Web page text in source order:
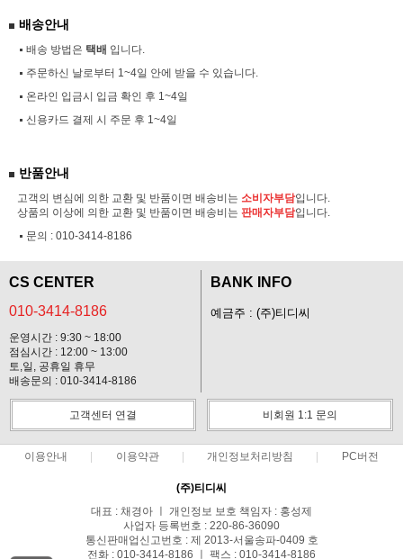
배송안내
배송 방법은 택배 입니다.
주문하신 날로부터 1~4일 안에 받을 수 있습니다.
온라인 입금시 입금 확인 후 1~4일
신용카드 결제 시 주문 후 1~4일
반품안내
고객의 변심에 의한 교환 및 반품이면 배송비는 소비자부담입니다.
상품의 이상에 의한 교환 및 반품이면 배송비는 판매자부담입니다.
문의 : 010-3414-8186
CS CENTER
010-3414-8186
운영시간 : 9:30 ~ 18:00
점심시간 : 12:00 ~ 13:00
토,일, 공휴일 휴무
배송문의 : 010-3414-8186
BANK INFO
예금주 : (주)티디씨
고객센터 연결 비회원 1:1 문의
이용안내 이용약관 개인정보처리방침 PC버전
(주)티디씨
대표 : 채경아 ㅣ 개인정보 보호 책임자 : 홍성제
사업자 등록번호 : 220-86-36090
통신판매업신고번호 : 제 2013-서울송파-0409 호
전화 : 010-3414-8186 ㅣ 팩스 : 010-3414-8186